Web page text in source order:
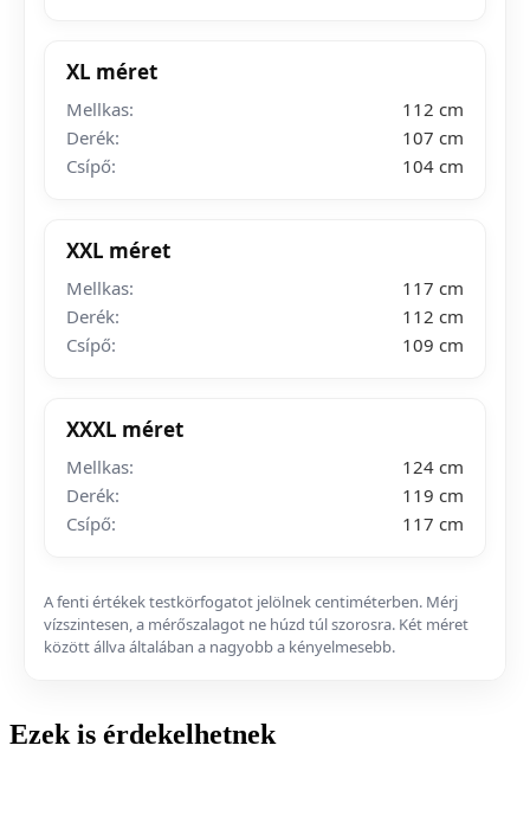
XL méret
Mellkas:
112 cm
Derék:
107 cm
Csípő:
104 cm
XXL méret
Mellkas:
117 cm
Derék:
112 cm
Csípő:
109 cm
XXXL méret
Mellkas:
124 cm
Derék:
119 cm
Csípő:
117 cm
A fenti értékek testkörfogatot jelölnek centiméterben. Mérj
vízszintesen, a mérőszalagot ne húzd túl szorosra. Két méret
között állva általában a nagyobb a kényelmesebb.
Ezek is érdekelhetnek